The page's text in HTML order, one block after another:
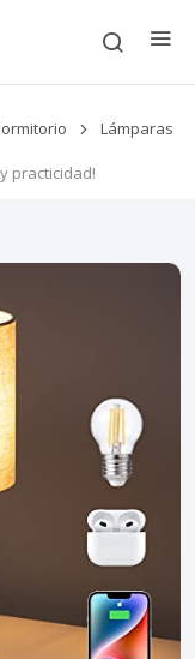
Lámparas
practicidad!